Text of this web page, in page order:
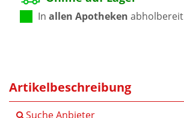
Inallen Apotheken abholbereit
Artikelbeschreibung
Suche Anbieter